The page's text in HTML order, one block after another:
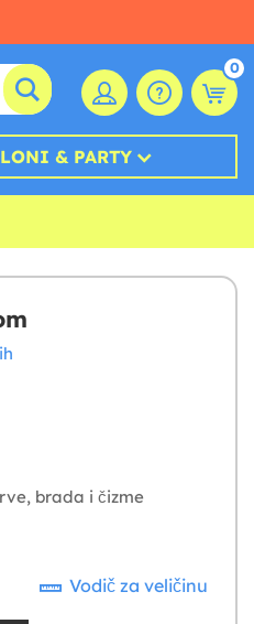
0
& PARTY
brada i čizme
Vodič za veličinu